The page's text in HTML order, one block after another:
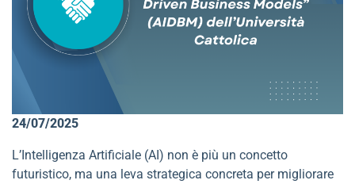
24/07/2025
L’Intelligenza Artificiale (AI) non è più un concetto
futuristico, ma una leva strategica concreta per migliorare